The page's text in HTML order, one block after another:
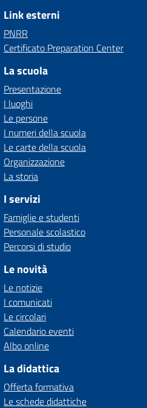
Link esterni
PNRR
Certificato Preparation Center
La scuola
Presentazione
I luoghi
Le persone
I numeri della scuola
Le carte della scuola
Organizzazione
La storia
I servizi
Famiglie e studenti
Personale scolastico
Percorsi di studio
Le novità
Le notizie
I comunicati
Le circolari
Calendario eventi
Albo online
La didattica
Offerta formativa
Le schede didattiche